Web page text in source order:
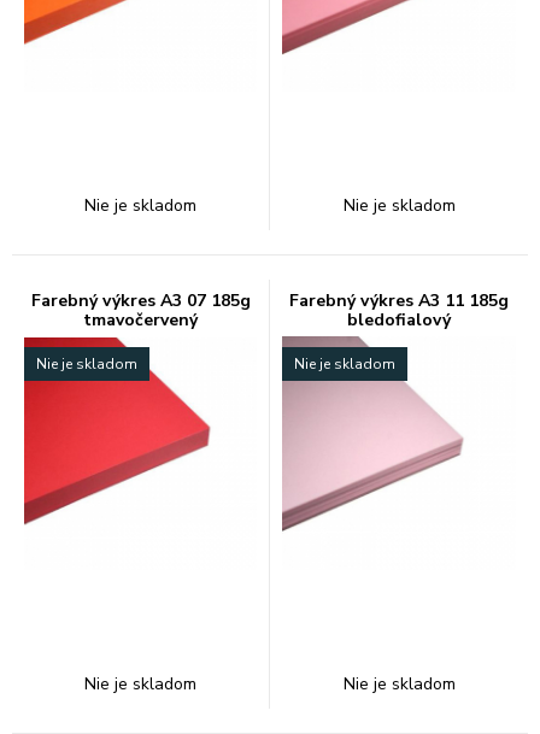
Nie je skladom Nie je skladom
Farebný výkres A3 07 185g
tmavočervený
Nie je skladom
Nie je skladom
Farebný výkres A3 11 185g
bledofialový
Nie je skladom
Nie je skladom